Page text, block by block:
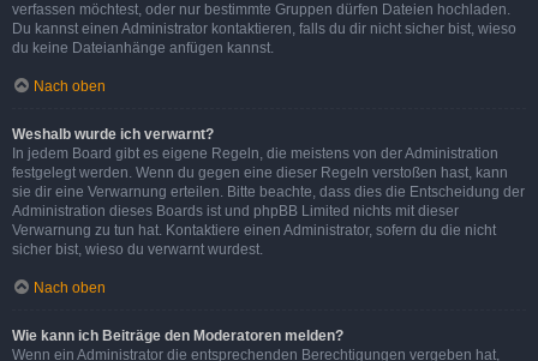
verfassen möchtest, oder nur bestimmte Gruppen dürfen Dateien hochladen.
Du kannst einen Administrator kontaktieren, falls du dir nicht sicher bist, wieso
du keine Dateianhänge anfügen kannst.
Nach oben
Weshalb wurde ich verwarnt?
In jedem Board gibt es eigene Regeln, die meistens von der Administration
festgelegt werden. Wenn du gegen eine dieser Regeln verstoßen hast, kann
sie dir eine Verwarnung erteilen. Bitte beachte, dass dies die Entscheidung der
Administration dieses Boards ist und phpBB Limited nichts mit dieser
Verwarnung zu tun hat. Kontaktiere einen Administrator, sofern du die nicht
sicher bist, wieso du verwarnt wurdest.
Nach oben
Wie kann ich Beiträge den Moderatoren melden?
Wenn ein Administrator die entsprechenden Berechtigungen vergeben hat,